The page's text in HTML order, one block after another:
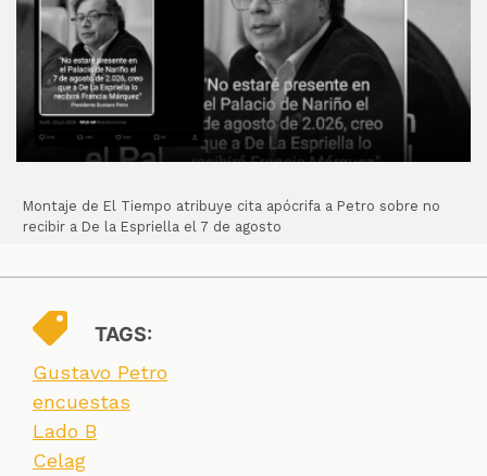
Montaje de El Tiempo atribuye cita apócrifa a Petro sobre no
recibir a De la Espriella el 7 de agosto
TAGS:
Gustavo Petro
encuestas
Lado B
Celag